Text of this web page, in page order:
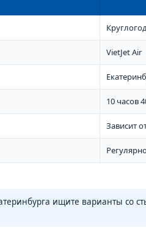
VietJet Air
10 часов
Зависит
ищите варианты со